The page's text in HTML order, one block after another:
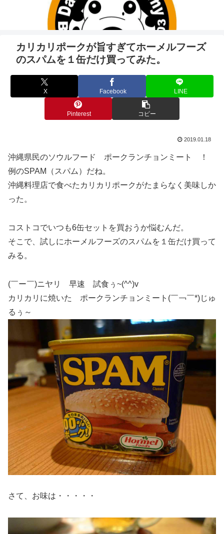
カリカリポークが旨すぎてホーメルフーズ
のスパムを１缶だけ買ってみた。
X Facebook LINE
Pinterest コピー
2019.01.18
沖縄県民のソウルフード ポークランチョンミート ！
例のSPAM（スパム）だね。
沖縄料理店で食べたカリカリポークがたまらなく美味しか
った。
コストコでいつも6缶セットを買おうか悩むんだ。
そこで、試しにホーメルフーズのスパムを１缶だけ買って
みる。
(￣ー￣)ニヤリ 早速 試食ぅ~(^^)v
カリカリに焼いた ポークランチョンミート(￣￢￣*)じゅ
るぅ～
さて、お味は・・・・・